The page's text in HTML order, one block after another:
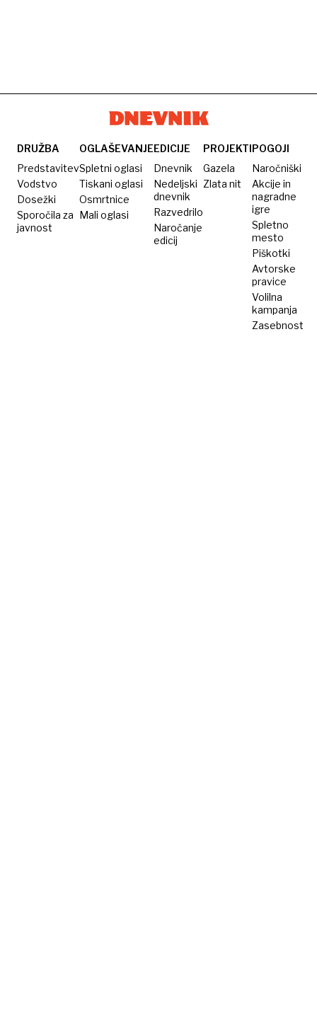
DRUŽBA
Predstavitev
Vodstvo
Dosežki
Sporočila za
javnost
OGLAŠEVANJE
Spletni oglasi
Tiskani oglasi
Osmrtnice
Mali oglasi
EDICIJE
Dnevnik
Nedeljski
dnevnik
Razvedrilo
Naročanje
edicij
PROJEKTI
Gazela
Zlata nit
POGOJI
Naročniški
Akcije in
nagradne
igre
Spletno
mesto
Piškotki
Avtorske
pravice
Volilna
kampanja
Zasebnost